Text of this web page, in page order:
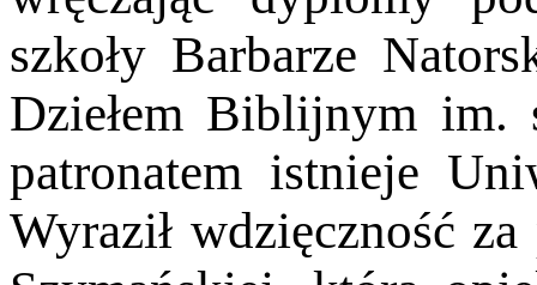
szkoły Barbarze
Dziełem Biblijnym im.
patronatem istnieje
Wyraził wdzięczność